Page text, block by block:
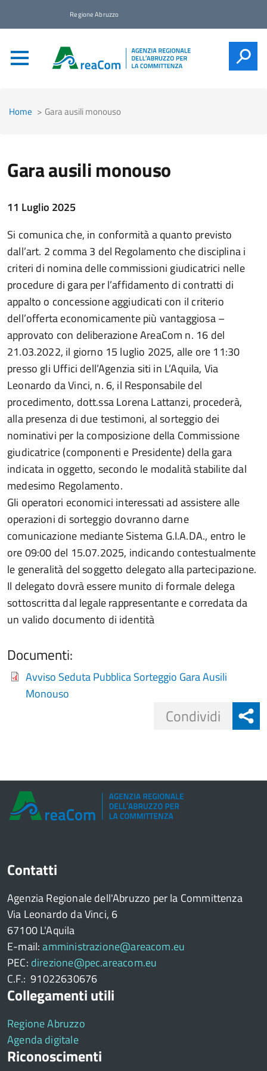
Regione Abruzzo
Home Gara ausili monouso
Gara ausili monouso
11 Luglio 2025
Si comunica che, in conformità a quanto previsto
dall’art. 2 comma 3 del Regolamento che disciplina i
criteri di nomina delle commissioni giudicatrici nelle
procedure di gara per l’affidamento di contratti di
appalto o concessione aggiudicati con il criterio
dell’offerta economicamente più vantaggiosa –
approvato con deliberazione AreaCom n. 16 del
21.03.2022, il giorno 15 luglio 2025, alle ore 11:30
presso gli Uffici dell’Agenzia siti in L’Aquila, Via
Leonardo da Vinci, n. 6, il Responsabile del
procedimento, dott.ssa Lorena Lattanzi, procederà,
alla presenza di due testimoni, al sorteggio dei
nominativi per la composizione della Commissione
giudicatrice (componenti e Presidente) della gara
indicata in oggetto, secondo le modalità stabilite dal
medesimo Regolamento.
Gli operatori economici interessati ad assistere alle
operazioni di sorteggio dovranno darne
comunicazione mediante Sistema G.I.A.DA., entro le
ore 09:00 del 15.07.2025, indicando contestualmente
le generalità del soggetto delegato alla partecipazione.
Il delegato dovrà essere munito di formale delega
sottoscritta dal legale rappresentante e corredata da
un valido documento di identità
Documenti:
Avviso Seduta Pubblica Sorteggio Gara Ausili
Monouso
Condividi
Contatti
Agenzia Regionale dell'Abruzzo per la Committenza
Via Leonardo da Vinci, 6
67100 L'Aquila
E-mail:amministrazione@areacom.eu
PEC: direzione@pec.areacom.eu
C.F.: 91022630676
Collegamenti utili
Regione Abruzzo
Agenda digitale
Riconoscimenti